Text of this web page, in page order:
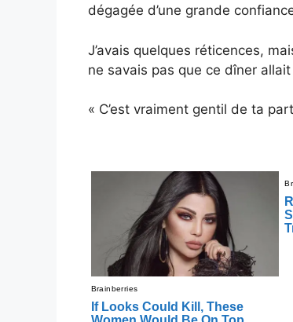
dégagée d’une grande
J’avais quelques réticences,
ne savais pas que ce dîner
« C’est vraiment gentil de ta